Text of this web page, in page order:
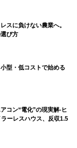
スに負けない農業へ。
び方
型・低コストで始める
コン“電化”の現実解-ヒ
ーレスハウス、反収1.5